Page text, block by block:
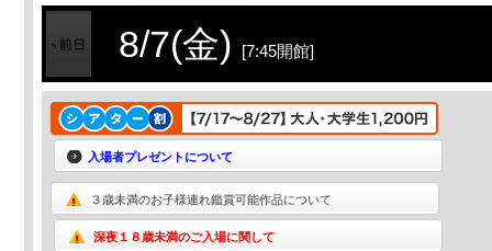
8/7(金) [7:45開館]
入場者プレゼントについて
３歳未満のお子様連れ鑑賞可能作品について
深夜１８歳未満のご入場に関して